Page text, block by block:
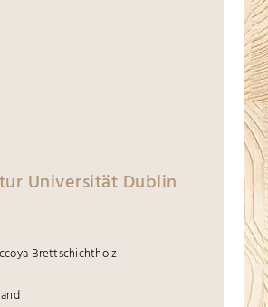
Universität Dublin
Brettschichtholz